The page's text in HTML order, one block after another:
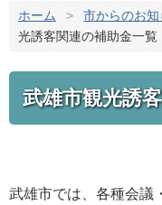
ホーム > 市からのお知
光誘客関連の補助金一覧
武雄市観光誘
武雄市では、各種会議